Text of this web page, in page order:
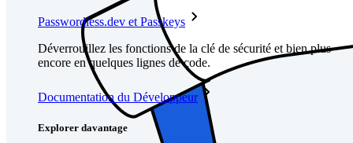
Passwordless.dev et Passkeys
Déverrouillez les fonctions de la clé de sécurité et bien plus
encore en quelques lignes de code.
Documentation du Développeur
Explorer davantage